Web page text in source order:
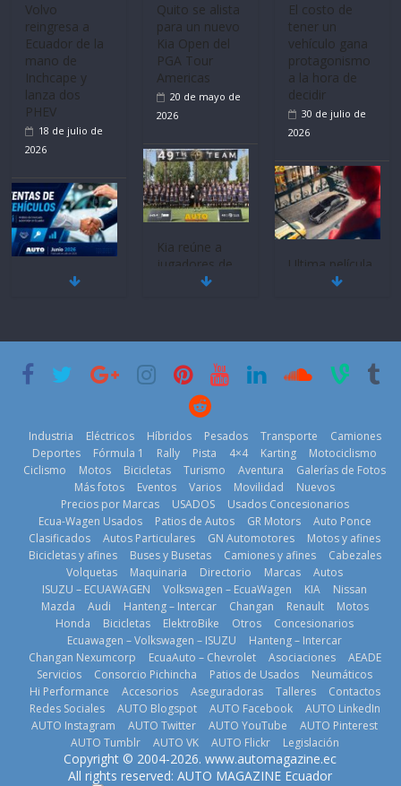
Volvo
reingresa a
Ecuador de la
mano de
Inchcape y
lanza dos
PHEV
18 de julio de
2026
Mercado
historia
11 de julio de
BMW, Toyota,
Bosch y
prueban flota
que usa
gasolina 100%
renovable
25 de julio de
2026
Quito se alista
para un nuevo
Kia Open del
PGA Tour
Americas
20 de mayo de
2026
Kia reúne a
jugadores de
fútbol de todo
2026
La Vuelta al
Ecuador 2026,
edición 47ª,
recorre 7
provincias en 8
días
1 de agosto de
2026
La FEDAK
recibe 12
El costo de
tener un
vehículo gana
protagonismo
a la hora de
decidir
30 de julio de
2026
Ultima película
‘Spider‑Man:
29 de julio de
¿Qué puede
pasar con tu
vehículo si
permanece
varios días sin
usar?
3 de agosto de
2026
La FEDAK
Industria Eléctricos Híbridos Pesados Transporte
Camiones
Deportes
Fórmula 1 Rally Pista 4×4 Karting
Motociclismo
Ciclismo
Motos Bicicletas Turismo Aventura
Galerías de Fotos
Más fotos
Eventos Varios Movilidad
Nuevos
Precios por Marcas
USADOS
Usados Concesionarios
Ecua-Wagen Usados
Patios de Autos GR Motors
Auto Ponce
Clasificados
Autos Particulares GN Automotores
Motos y afines
Bicicletas y afines
Buses y Busetas Camiones y afines
Cabezales
Volquetas
Maquinaria Directorio Marcas
Autos
ISUZU – ECUAWAGEN
Volkswagen – EcuaWagen KIA
Nissan
Mazda
Audi Hanteng – Intercar Changan Renault
Motos
Honda
Bicicletas ElektroBike Otros
Concesionarios
Ecuawagen – Volkswagen – ISUZU
Hanteng – Intercar
Changan Nexumcorp
EcuaAuto – Chevrolet Asociaciones
AEADE
Servicios
Consorcio Pichincha Patios de Usados
Neumáticos
Hi Performance
Accesorios Aseguradoras Talleres
Contactos
Redes Sociales
AUTO Blogspot AUTO Facebook
AUTO LinkedIn
AUTO Instagram
AUTO Twitter AUTO YouTube
AUTO Pinterest
AUTO Tumblr
AUTO VK AUTO Flickr Legislación
Copyright © 2004-2026. www.automagazine.ec
All rights reserved: AUTO MAGAZINE Ecuador